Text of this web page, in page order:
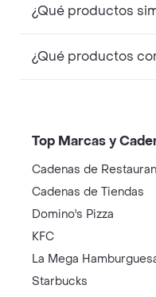
¿Qué productos
¿Qué productos
Top Marcas y
Cadenas de
Cadenas de Tiendas
Domino's Pizza
KFC
La Mega
Starbucks